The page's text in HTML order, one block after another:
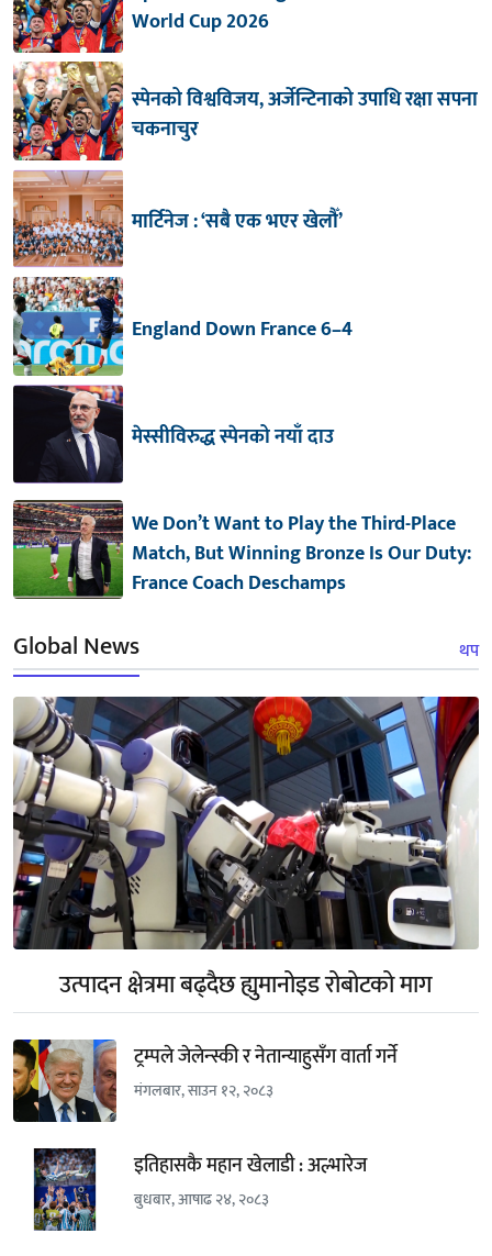
World Cup 2026
स्पेनको विश्वविजय, अर्जेन्टिनाको उपाधि रक्षा सपना
चकनाचुर
मार्टिनेज : ‘सबै एक भएर खेलौँ’
England Down France 6–4
मेस्सीविरुद्ध स्पेनको नयाँ दाउ
We Don’t Want to Play the Third-Place
Match, But Winning Bronze Is Our Duty:
France Coach Deschamps
Global News थप
उत्पादन क्षेत्रमा बढ्दैछ ह्युमानोइड रोबोटको माग
ट्रम्पले जेलेन्स्की र नेतान्याहुसँग वार्ता गर्ने
मंगलबार, साउन १२, २०८३
इतिहासकै महान खेलाडी : अल्भारेज
बुधबार, आषाढ २४, २०८३